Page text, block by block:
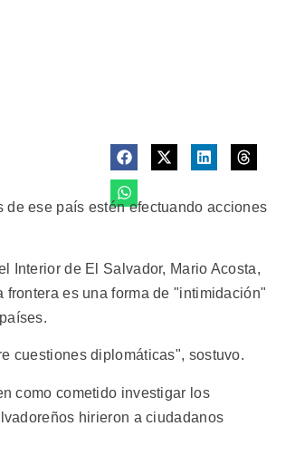
ese país estén efectuando acciones
Interior de El Salvador, Mario Acosta,
es una forma de "intimidación"
cuestiones diplomáticas", sostuvo.
como cometido investigar los
hirieron a ciudadanos